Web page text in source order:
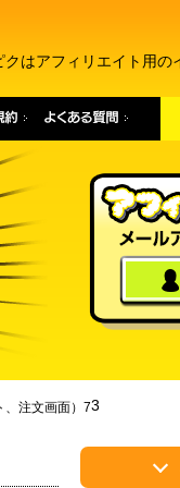
はアフィリエイト用
3
、注文画面）7